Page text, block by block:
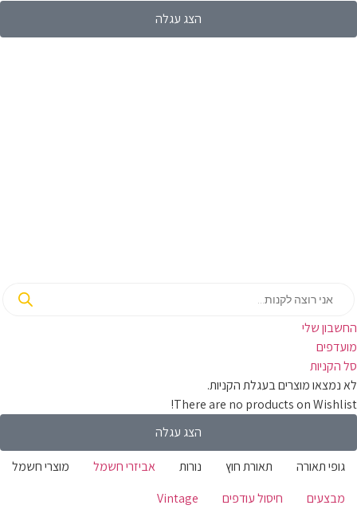
הצג עגלה
שלי‬
מוצרים בעגלת הקניות.
There are no products on
הצג עגלה
תאורה תאורת חוץ נורות אביזרי חשמל
מוצרי חשמל
חיסול עודפים Vintage